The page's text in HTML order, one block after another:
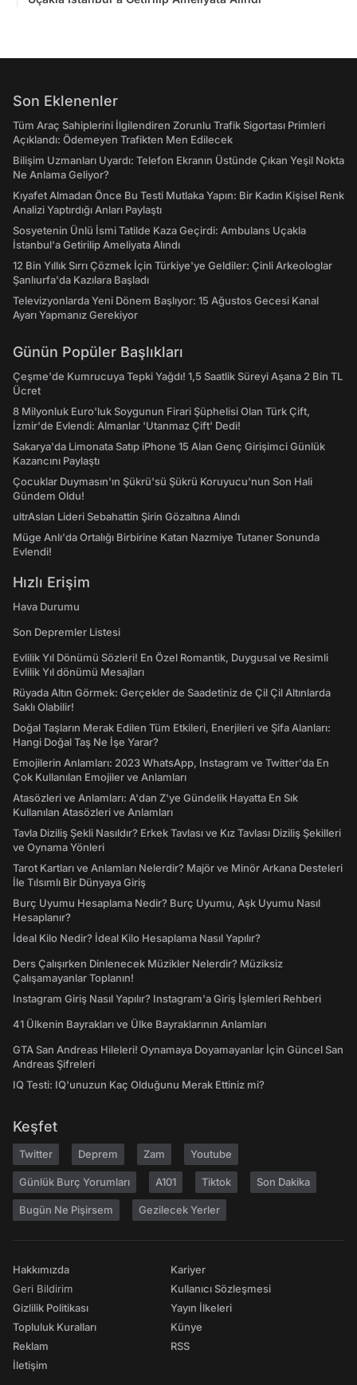
Son Eklenenler
Tüm Araç Sahiplerini İlgilendiren Zorunlu Trafik Sigortası Primleri
Açıklandı: Ödemeyen Trafikten Men Edilecek
Bilişim Uzmanları Uyardı: Telefon Ekranın Üstünde Çıkan Yeşil Nokta
Ne Anlama Geliyor?
Kıyafet Almadan Önce Bu Testi Mutlaka Yapın: Bir Kadın Kişisel Renk
Analizi Yaptırdığı Anları Paylaştı
Sosyetenin Ünlü İsmi Tatilde Kaza Geçirdi: Ambulans Uçakla
İstanbul'a Getirilip Ameliyata Alındı
12 Bin Yıllık Sırrı Çözmek İçin Türkiye'ye Geldiler: Çinli Arkeologlar
Şanlıurfa'da Kazılara Başladı
Televizyonlarda Yeni Dönem Başlıyor: 15 Ağustos Gecesi Kanal
Ayarı Yapmanız Gerekiyor
Günün Popüler Başlıkları
Çeşme'de Kumrucuya Tepki Yağdı! 1,5 Saatlik Süreyi Aşana 2 Bin TL
Ücret
8 Milyonluk Euro'luk Soygunun Firari Şüphelisi Olan Türk Çift,
İzmir'de Evlendi: Almanlar 'Utanmaz Çift' Dedi!
Sakarya'da Limonata Satıp iPhone 15 Alan Genç Girişimci Günlük
Kazancını Paylaştı
Çocuklar Duymasın'ın Şükrü'sü Şükrü Koruyucu'nun Son Hali
Gündem Oldu!
ultrAslan Lideri Sebahattin Şirin Gözaltına Alındı
Müge Anlı'da Ortalığı Birbirine Katan Nazmiye Tutaner Sonunda
Evlendi!
Hızlı Erişim
Hava Durumu
Son Depremler Listesi
Evlilik Yıl Dönümü Sözleri! En Özel Romantik, Duygusal ve Resimli
Evlilik Yıl dönümü Mesajları
Rüyada Altın Görmek: Gerçekler de Saadetiniz de Çil Çil Altınlarda
Saklı Olabilir!
Doğal Taşların Merak Edilen Tüm Etkileri, Enerjileri ve Şifa Alanları:
Hangi Doğal Taş Ne İşe Yarar?
Emojilerin Anlamları: 2023 WhatsApp, Instagram ve Twitter'da En
Çok Kullanılan Emojiler ve Anlamları
Atasözleri ve Anlamları: A'dan Z'ye Gündelik Hayatta En Sık
Kullanılan Atasözleri ve Anlamları
Tavla Diziliş Şekli Nasıldır? Erkek Tavlası ve Kız Tavlası Diziliş Şekilleri
ve Oynama Yönleri
Tarot Kartları ve Anlamları Nelerdir? Majör ve Minör Arkana Desteleri
İle Tılsımlı Bir Dünyaya Giriş
Burç Uyumu Hesaplama Nedir? Burç Uyumu, Aşk Uyumu Nasıl
Hesaplanır?
İdeal Kilo Nedir? İdeal Kilo Hesaplama Nasıl Yapılır?
Ders Çalışırken Dinlenecek Müzikler Nelerdir? Müziksiz
Çalışamayanlar Toplanın!
Instagram Giriş Nasıl Yapılır? Instagram'a Giriş İşlemleri Rehberi
41 Ülkenin Bayrakları ve Ülke Bayraklarının Anlamları
GTA San Andreas Hileleri! Oynamaya Doyamayanlar İçin Güncel San
Andreas Şifreleri
IQ Testi: IQ'unuzun Kaç Olduğunu Merak Ettiniz mi?
Keşfet
Twitter Deprem Zam Youtube
Günlük Burç Yorumları A101 Tiktok Son Dakika
Bugün Ne Pişirsem Gezilecek Yerler
Hakkımızda
Geri Bildirim
Gizlilik Politikası
Topluluk Kuralları
Reklam
İletişim
Kariyer
Kullanıcı Sözleşmesi
Yayın İlkeleri
Künye
RSS